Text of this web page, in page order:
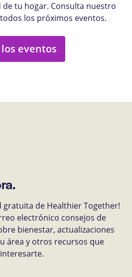
de tu hogar. Consulta nuestro
los próximos eventos.
eventos
gratuita de Healthier Together!
electrónico consejos de
bienestar, actualizaciones
área y otros recursos que